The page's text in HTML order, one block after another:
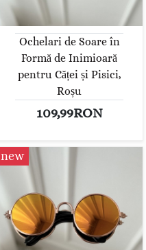
Ochelari de Soare în
Formă de Inimioară
pentru Căței și Pisici,
Roșu
109,99RON
new